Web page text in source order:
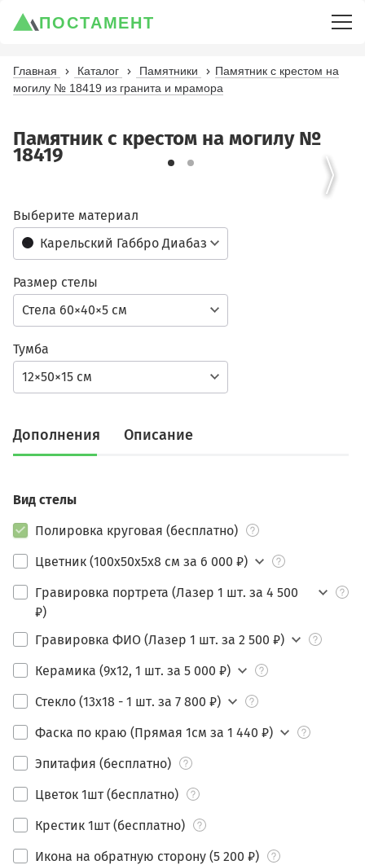
ПОСТАМЕНТ
Главная Каталог Памятники
Памятник с крестом на
могилу № 18419 из гранита и мрамора
Памятник с крестом на могилу №
18419
Карельский Габбро Диабаз
Выберите материал
Стела 60×40×5 см
Размер стелы
12×50×15 см
Тумба
Дополнения Описание
Вид стелы
Полировка круговая (бесплатно)
Цветник (100х50х5х8 см за 6 000 ₽)
Гравировка портрета (Лазер 1 шт. за 4 500
₽)
Гравировка ФИО (Лазер 1 шт. за 2 500 ₽)
Керамика (9х12, 1 шт. за 5 000 ₽)
Стекло (13х18 - 1 шт. за 7 800 ₽)
Фаска по краю (Прямая 1см за 1 440 ₽)
Эпитафия (бесплатно)
Цветок 1шт (бесплатно)
Крестик 1шт (бесплатно)
Икона на обратную сторону (5 200 ₽)